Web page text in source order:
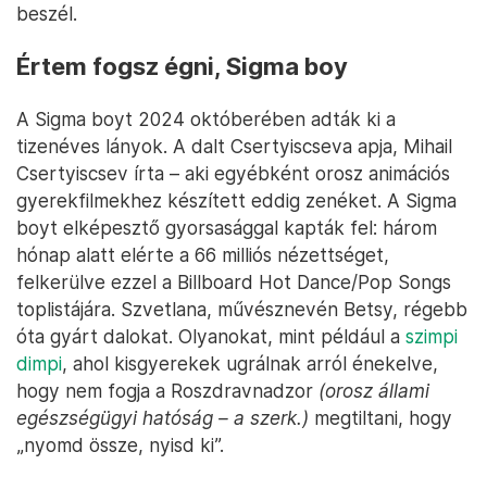
beszél.
Értem fogsz égni, Sigma boy
A Sigma boyt 2024 októberében adták ki a
tizenéves lányok. A dalt Csertyiscseva apja, Mihail
Csertyiscsev írta – aki egyébként orosz animációs
gyerekfilmekhez készített eddig zenéket. A Sigma
boyt elképesztő gyorsasággal kapták fel: három
hónap alatt elérte a 66 milliós nézettséget,
felkerülve ezzel a Billboard Hot Dance/Pop Songs
toplistájára. Szvetlana, művésznevén Betsy, régebb
óta gyárt dalokat. Olyanokat, mint például a szimpi
dimpi, ahol kisgyerekek ugrálnak arról énekelve,
hogy nem fogja a Roszdravnadzor (orosz állami
egészségügyi hatóság – a szerk.) megtiltani, hogy
„nyomd össze, nyisd ki”.